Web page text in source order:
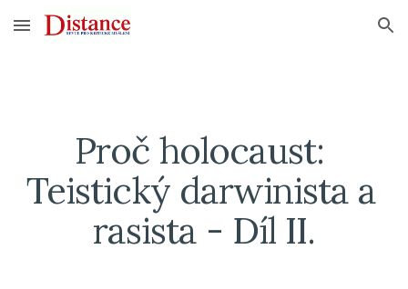
Skip to main content Skip to navigation
Proč holocaust:
Teistický darwinista a
rasista - Díl II.